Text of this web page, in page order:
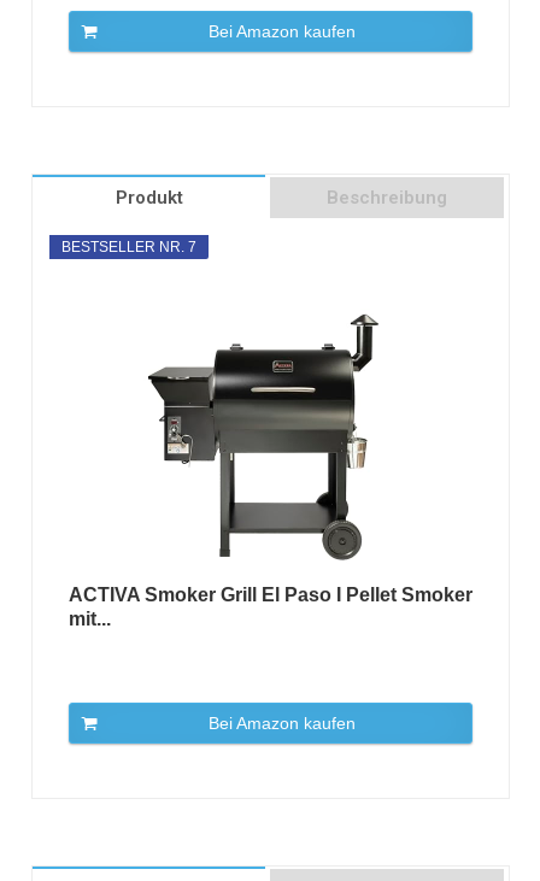
Bei Amazon kaufen
Produkt Beschreibung
BESTSELLER NR. 7
ACTIVA Smoker Grill El Paso I Pellet Smoker
mit...
Bei Amazon kaufen